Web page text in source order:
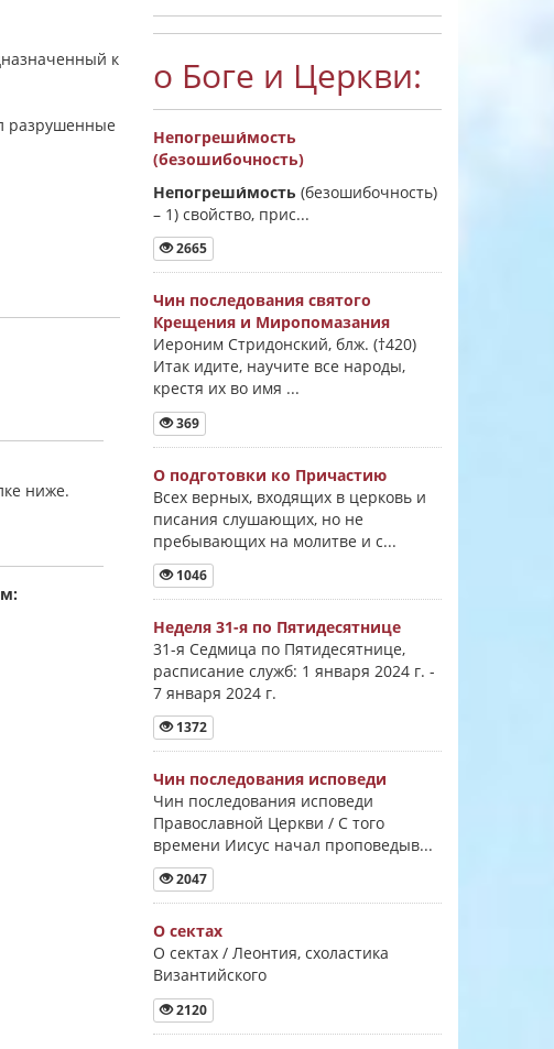
к
разрушенные
ниже.
о Боге и Церкви:
Непогреши́мость
(безошибочность)
Непогреши́мость (безошибочность)
–1) свойство, прис...
2665
Чин последования святого
Крещения и Миропомазания
Иероним Стридонский, блж. (†420)
Итак идите, научите все народы,
крестя их во имя ...
369
О подготовки ко Причастию
Всех верных, входящих в церковь и
писания слушающих, но не
пребывающих на молитве и с...
1046
Неделя 31-я по Пятидесятнице
31-я Седмица по Пятидесятнице,
расписание служб: 1 января 2024 г. -
7 января 2024 г.
1372
Чин последования исповеди
Чин последования исповеди
Православной Церкви / С того
времени Иисус начал проповедыв...
2047
О сектах
О сектах / Леонтия, схоластика
Византийского
2120